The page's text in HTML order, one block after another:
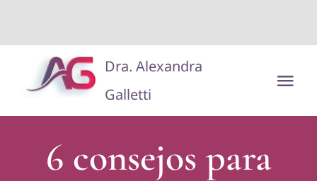
contenido
Dra. Alexandra
Galletti
6 consejos para